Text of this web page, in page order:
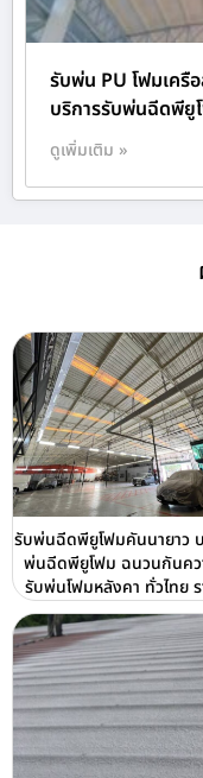
รับพ่น PU โฟมเค
บริการรับพ่นฉีดพียู
ดูเพิ่มเติม »
รับพ่นฉีดพียูโฟมคันนายาว
พ่นฉีดพียูโฟม ฉนวนกันคว
รับพ่นโฟมหลังคา ทั่วไทย